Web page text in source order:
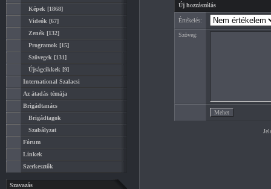
Képek [1868]
Videók [67]
Zenék [132]
Programok [15]
Szövegek [131]
Újságcikkek [9]
International Szalacsi
Az átadás témája
Brigádtanács
Brigádtagok
Szabályzat
Fórum
Linkek
Szerkesztők
Szavazás
Új hozzászólás
Értékelés:
Szöveg: